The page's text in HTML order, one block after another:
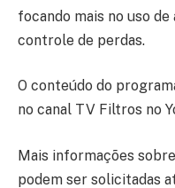
focando mais no uso
controle de perdas.
O conteúdo do
no canal TV Filtros no
Mais informações
podem ser solicitadas